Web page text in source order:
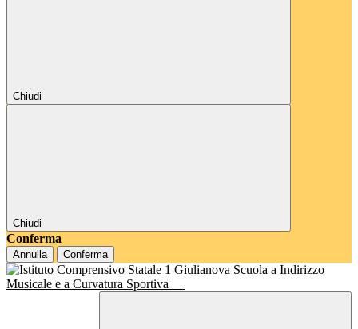
Chiudi
Chiudi
Conferma
Annulla Conferma
Scuola a Indirizzo
Musicale e a Curvatura Sportiva